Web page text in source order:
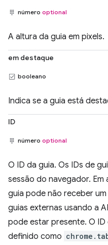
número optional
A altura da guia em pixels.
em destaque
booleano
Indica se a guia está
ID
número optional
O ID da guia. Os IDs de
sessão do navegador. Em
guia pode não receber
guias externas usando a
pode estar presente. O
definido como